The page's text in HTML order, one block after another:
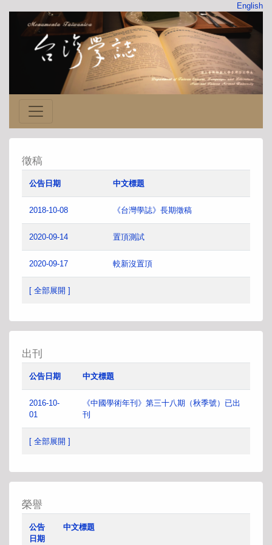
English
徵稿
公告日期 中文標題
2018-10-08 《台灣學誌》長期徵稿
2020-09-14 置頂測試
2020-09-17 較新沒置頂
[ 全部展開 ]
出刊
公告日期 中文標題
2016-10-
01
《中國學術年刊》第三十八期（秋季號）已出
刊
[ 全部展開 ]
榮譽
公告
日期
中文標題